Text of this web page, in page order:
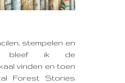
stempelen en
bleef ik de
vinden en toen
Forest Stories